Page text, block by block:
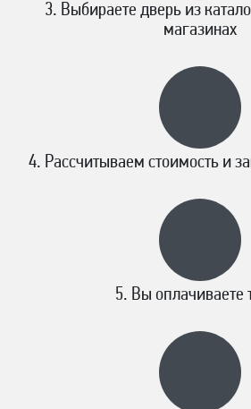
Выбираете дверь из
магазинах
Рассчитываем стоимость и
Вы оплачиваете